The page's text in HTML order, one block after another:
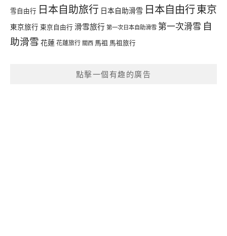
雪自由行 日本自助旅行 日本自助滑雪 日本自由行東京
東京旅行 東京自由行 滑雪旅行 第一次日本自助滑雪 第一次滑雪 自
助滑雪 花蓮花蓮旅行 關西 馬祖 馬祖旅行
點擊一個有趣的廣告